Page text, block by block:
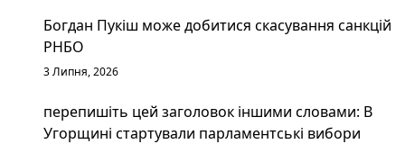
Богдан Пукіш може добитися скасування санкцій
РНБО
3 Липня, 2026
перепишіть цей заголовок іншими словами: В
Угорщині стартували парламентські вибори